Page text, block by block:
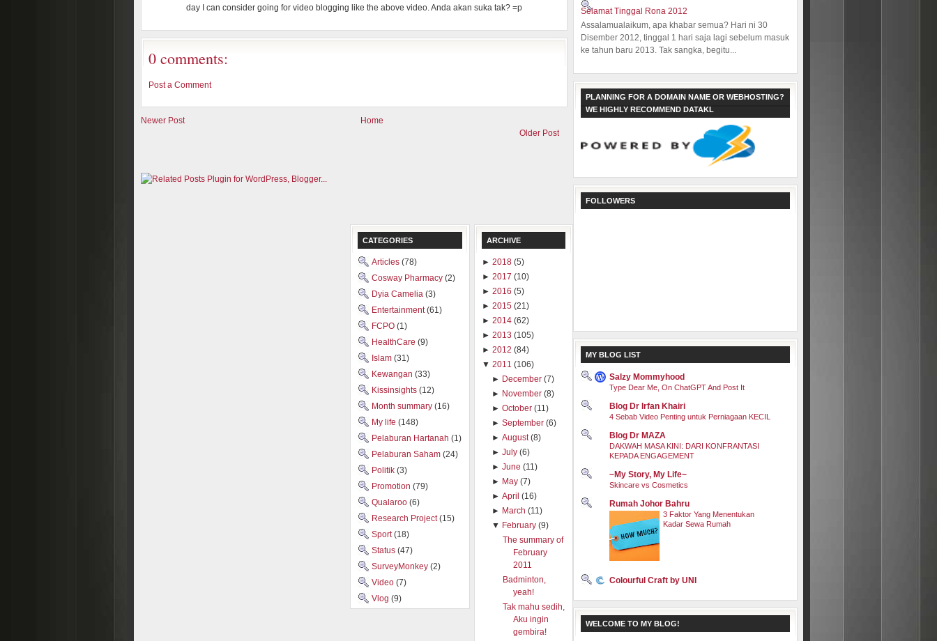
day I can consider going for video blogging like the above video. Anda akan suka tak? =p
0 comments:
Post a Comment
Newer Post
Older Post
Home
Selamat Tinggal Rona 2012
Assalamualaikum, apa khabar semua? Hari ni 30
Disember 2012, tinggal 1 hari saja lagi sebelum masuk
ke tahun baru 2013. Tak sangka, begitu...
PLANNING FOR A DOMAIN NAME OR WEBHOSTING?
WE HIGHLY RECOMMEND DATAKL
FOLLOWERS
MY BLOG LIST
Salzy Mommyhood
Type Dear Me, On ChatGPT And Post It
Blog Dr Irfan Khairi
4 Sebab Video Penting untuk Perniagaan KECIL
Blog Dr MAZA
DAKWAH MASA KINI: DARI KONFRANTASI
KEPADA ENGAGEMENT
~My Story, My Life~
Skincare vs Cosmetics
Rumah Johor Bahru
3 Faktor Yang Menentukan
Kadar Sewa Rumah
Colourful Craft by UNI
WELCOME TO MY BLOG!
CATEGORIES
Articles (78)
Cosway Pharmacy (2)
Dyia Camelia (3)
Entertainment(61)
FCPO (1)
HealthCare (9)
Islam (31)
Kewangan (33)
Kissinsights (12)
Month summary (16)
My life (148)
Pelaburan Hartanah (1)
Pelaburan Saham (24)
Politik (3)
Promotion (79)
Qualaroo (6)
Research Project(15)
Sport(18)
Status (47)
SurveyMonkey (2)
Video (7)
Vlog (9)
ARCHIVE
► 2018 (5)
► 2017 (10)
► 2016 (5)
► 2015 (21)
► 2014 (62)
► 2013 (105)
► 2012 (84)
▼ 2011 (106)
► December (7)
► November (8)
►October (11)
►September (6)
►August (8)
►July (6)
►June (11)
► May (7)
►April (16)
► March (11)
▼ February (9)
The summary of
February
2011
Badminton,
yeah!
Tak mahu sedih,
Aku ingin
gembira!